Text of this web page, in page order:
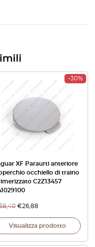
-30%
XF Paraurti anteriore
occhiello di traino
C2Z13457
€26,88
Visualizza prodotto